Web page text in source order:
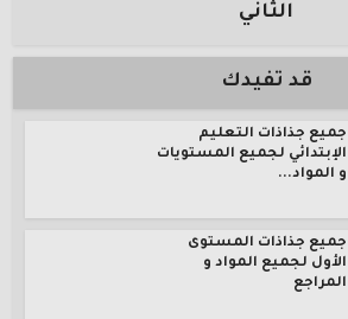
الثاني
قد تفيدك
جميع جذاذات التعليم
الإبتدائي لجميع المستويات
و المواد...
جميع جذاذات المستوى
الأول لجميع المواد و
المراجع